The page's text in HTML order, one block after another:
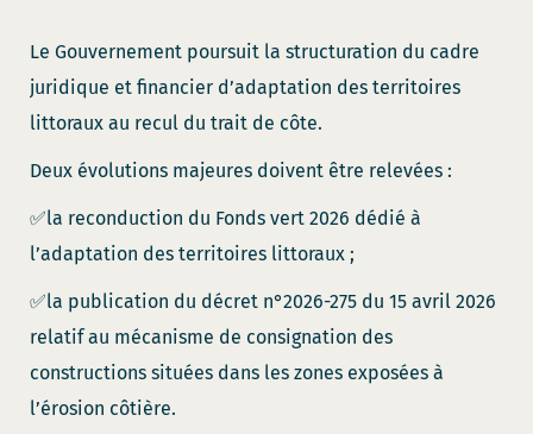
Le Gouvernement poursuit la structuration du cadre
juridique et financier d’adaptation des territoires
littoraux au recul du trait de côte.
Deux évolutions majeures doivent être relevées :
✅la reconduction du Fonds vert 2026 dédié à
l’adaptation des territoires littoraux ;
✅la publication du décret n°2026-275 du 15 avril 2026
relatif au mécanisme de consignation des
constructions situées dans les zones exposées à
l’érosion côtière.